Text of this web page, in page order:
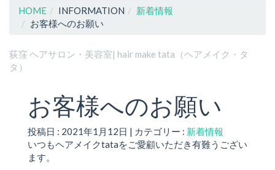
HOME INFORMATION
新着情報
お客様へのお願い
荻窪 ヘアサロン・美容室| hair make tata（ヘアメイク・タ
タ）
お客様へのお願い
投稿日 : 2021年1月12日 | カテゴリー : 新着情報
いつもヘアメイクtataをご愛顧いただき有難うござい
ます。